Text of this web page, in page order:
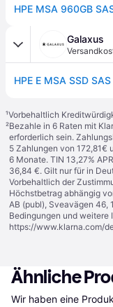
Galaxus
¹Vorbehaltlich
²Bezahle in 6 Raten mit
erforderlich sein.
5 Zahlungen von 172,81€
6 Monate. TIN 13,27%
36,84 €. Gilt nur für in
Vorbehaltlich der
Höchstbetrag abhängig
AB (publ), Sveavägen 46,
Bedingungen und weitere
https://www.klarna.com/
Ähnliche
Wir haben eine